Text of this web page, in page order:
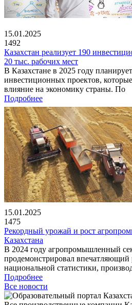
15.01.2025
1492
Казахстан реализует 190
20 тыс. рабочих мест
В Казахстане в 2025 году
инвестиционных проектов,
влияние на экономику страны. По
Подробнее
15.01.2025
1475
Рекордный урожай и рост
Казахстана
В 2024 году агропромышленный
продемонстрировал
национальной статистики,
Подробнее
Все новости